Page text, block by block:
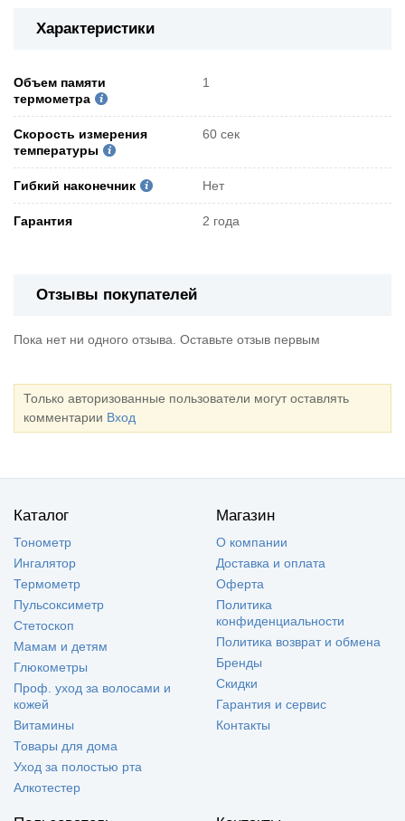
Характеристики
Объем памяти
термометра
1
Скорость измерения
температуры
60 сек
Гибкий наконечник Нет
Гарантия 2 года
Отзывы покупателей
Пока нет ни одного отзыва. Оставьте отзыв первым
Только авторизованные пользователи могут оставлять
комментарии Вход
Каталог
Тонометр
Ингалятор
Термометр
Пульсоксиметр
Стетоскоп
Мамам и детям
Глюкометры
Проф. уход за волосами и
кожей
Витамины
Товары для дома
Уход за полостью рта
Алкотестер
Магазин
О компании
Доставка и оплата
Оферта
Политика
конфиденциальности
Политика возврат и обмена
Бренды
Скидки
Гарантия и сервис
Контакты